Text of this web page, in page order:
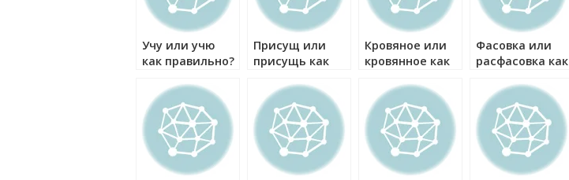
Учу или учю
как правильно?
Присущ или
присущь как
Кровяное или
кровянное как
Фасовка или
расфасовка как